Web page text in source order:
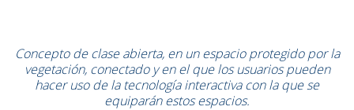
Concepto de clase abierta, en un espacio protegido por la
vegetación, conectado y en el que los usuarios pueden
hacer uso de la tecnología interactiva con la que se
equiparán estos espacios.